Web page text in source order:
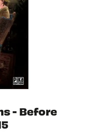
- Before